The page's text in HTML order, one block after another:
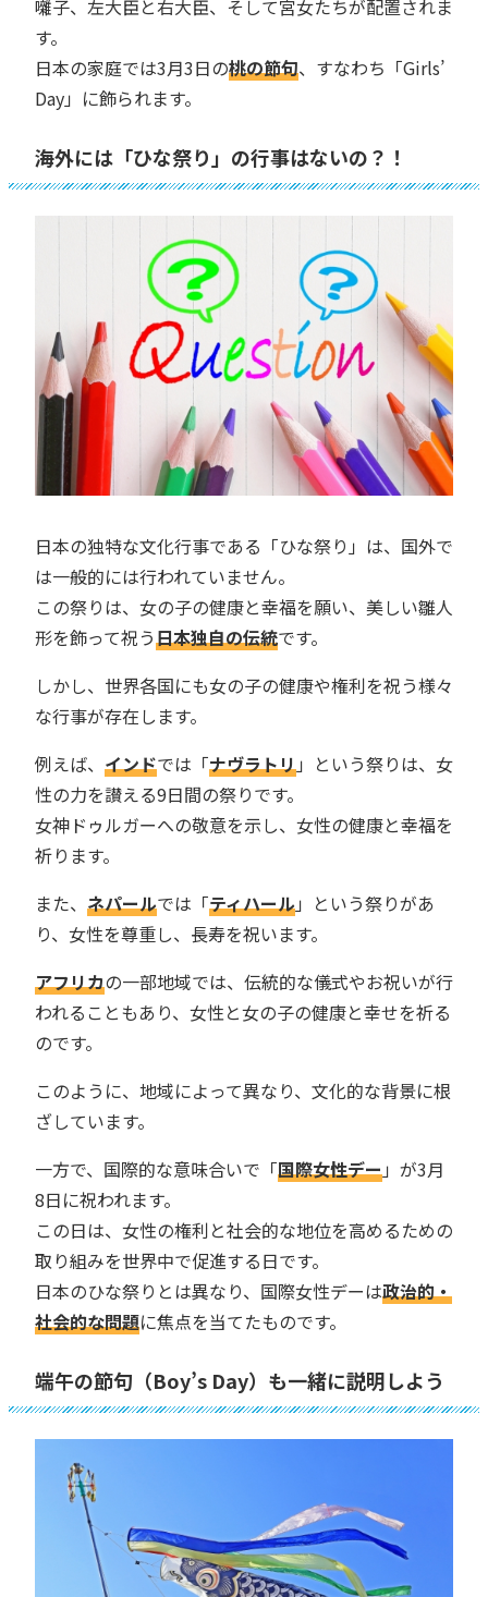
囃子、左大臣と右大臣、そして宮女たちが配置されま
す。
日本の家庭では3月3日の桃の節句、すなわち「Girls’
Day」に飾られます。
海外には「ひな祭り」の行事はないの？！
日本の独特な文化行事である「ひな祭り」は、国外で
は一般的には行われていません。
この祭りは、女の子の健康と幸福を願い、美しい雛人
形を飾って祝う日本独自の伝統です。
しかし、世界各国にも女の子の健康や権利を祝う様々
な行事が存在します。
例えば、 インドでは「ナヴラトリ」という祭りは、女
性の力を讃える9日間の祭りです。
女神ドゥルガーへの敬意を示し、女性の健康と幸福を
祈ります。
また、 ネパールでは「ティハール」という祭りがあ
り、女性を尊重し、長寿を祝います。
アフリカの一部地域では、伝統的な儀式やお祝いが行
われることもあり、女性と女の子の健康と幸せを祈る
のです。
このように、地域によって異なり、文化的な背景に根
ざしています。
一方で、国際的な意味合いで「国際女性デー」が3月
8日に祝われます。
この日は、女性の権利と社会的な地位を高めるための
取り組みを世界中で促進する日です。
日本のひな祭りとは異なり、国際女性デーは政治的・
社会的な問題に焦点を当てたものです。
端午の節句（Boy’s Day）も一緒に説明しよう